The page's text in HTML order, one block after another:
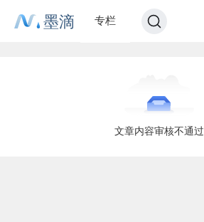
墨滴 专栏
文章内容审核不通过